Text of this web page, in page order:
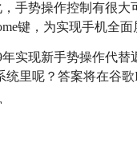
手势操作控制有很
键，为实现手机全面
年实现新手势操作代
统里呢？答案将在谷歌